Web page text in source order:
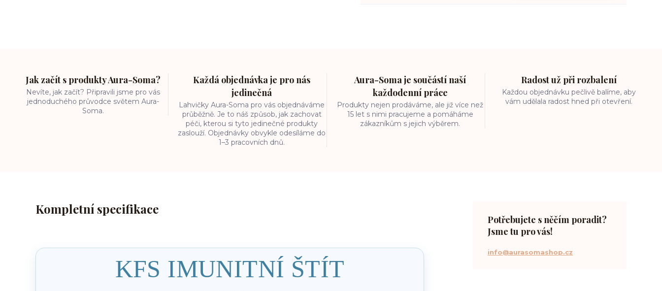
Jak začít s produkty Aura-Soma?
Nevíte, jak začít? Připravili jsme pro vás
jednoduchého průvodce světem Aura-
Soma.
Každá objednávka je pro nás
jedinečná
Lahvičky Aura-Soma pro vás objednáváme
průběžně. Je to náš způsob, jak zachovat
péči, kterou si tyto jedinečné produkty
zaslouží. Objednávky obvykle odesíláme do
1–3 pracovních dnů.
Aura-Soma je součástí naší
každodenní práce
Produkty nejen prodáváme, ale již více než
15 let s nimi pracujeme a pomáháme
zákazníkům s jejich výběrem.
Radost už při rozbalení
Každou objednávku pečlivě balíme, aby
vám udělala radost hned při otevření.
Kompletní specifikace
KFS IMUNITNÍ ŠTÍT
Potřebujete s něčím poradit?
Jsme tu pro vás!
info@aurasomashop.cz